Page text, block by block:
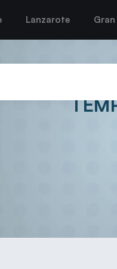
Lanzarote
EN